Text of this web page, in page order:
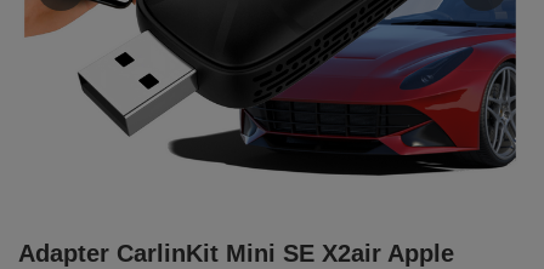
Adapter CarlinKit Mini SE X2air Apple